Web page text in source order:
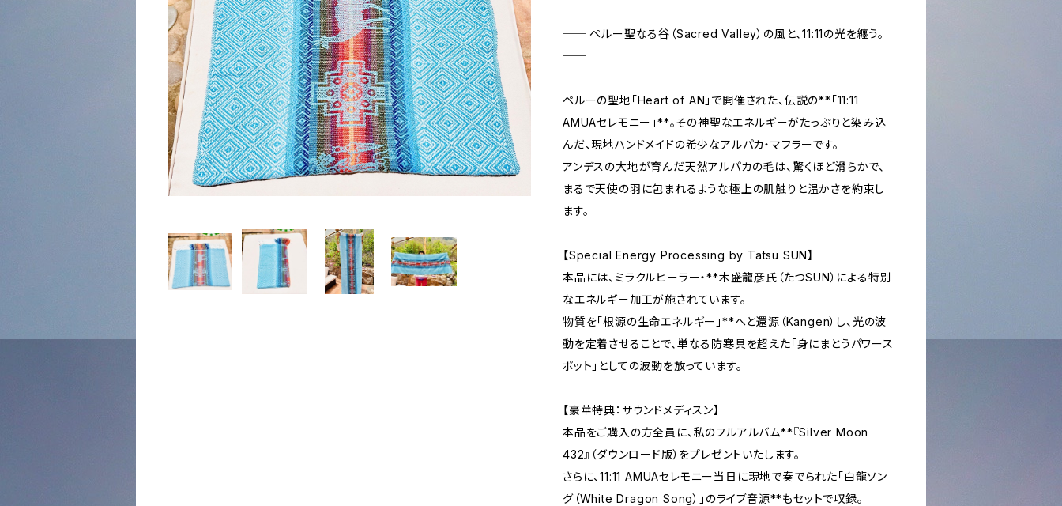
── ペルー聖なる谷（Sacred Valley）の風と、11:11の光を纏う。
──
ペルーの聖地「Heart of AN」で開催された、伝説の**「11:11
AMUAセレモニー」**。その神聖なエネルギーがたっぷりと染み込
んだ、現地ハンドメイドの希少なアルパカ・マフラーです。
アンデスの大地が育んだ天然アルパカの毛は、驚くほど滑らかで、
まるで天使の羽に包まれるような極上の肌触りと温かさを約束し
ます。
【Special Energy Processing by Tatsu SUN】
本品には、ミラクルヒーラー・**木盛龍彦氏（たつSUN）による特別
なエネルギー加工が施されています。
物質を「根源の生命エネルギー」**へと還源（Kangen）し、光の波
動を定着させることで、単なる防寒具を超えた「身にまとうパワース
ポット」としての波動を放っています。
【豪華特典：サウンドメディスン】
本品をご購入の方全員に、私のフルアルバム**『Silver Moon
432』（ダウンロード版）をプレゼントいたします。
さらに、11:11 AMUAセレモニー当日に現地で奏でられた「白龍ソン
グ（White Dragon Song）」のライブ音源**もセットで収録。